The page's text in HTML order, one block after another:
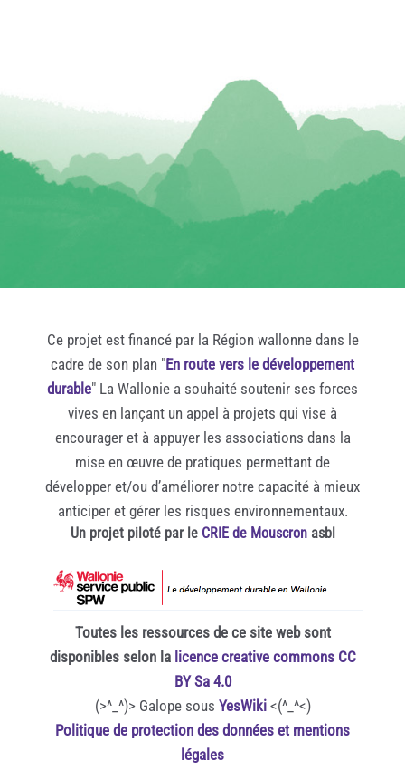
Ce projet est financé par la Région wallonne dans le
cadre de son plan "En route vers le développement
durable" La Wallonie a souhaité soutenir ses forces
vives en lançant un appel à projets qui vise à
encourager et à appuyer les associations dans la
mise en œuvre de pratiques permettant de
développer et/ou d’améliorer notre capacité à mieux
anticiper et gérer les risques environnementaux.
Un projet piloté par le CRIE de Mouscronasbl
Toutes les ressources de ce site web sont
disponibles selon la licence creative commons CC
BY Sa 4.0
(>^_^)> Galope sous YesWiki<(^_^<)
Politique de protection des données et mentions
légales